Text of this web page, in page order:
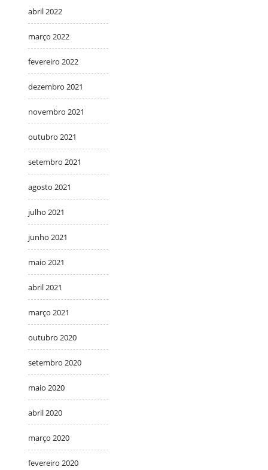
abril 2022
março 2022
fevereiro 2022
dezembro 2021
novembro 2021
outubro 2021
setembro 2021
agosto 2021
julho 2021
junho 2021
maio 2021
abril 2021
março 2021
outubro 2020
setembro 2020
maio 2020
abril 2020
março 2020
fevereiro 2020